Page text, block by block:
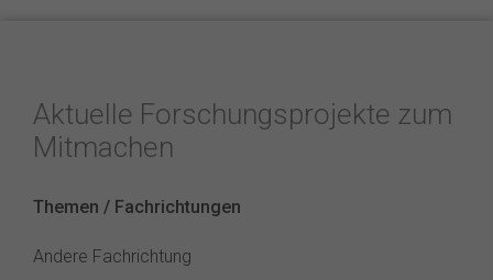
Aktuelle Forschungsprojekte zum
Mitmachen
Themen / Fachrichtungen
Andere Fachrichtung